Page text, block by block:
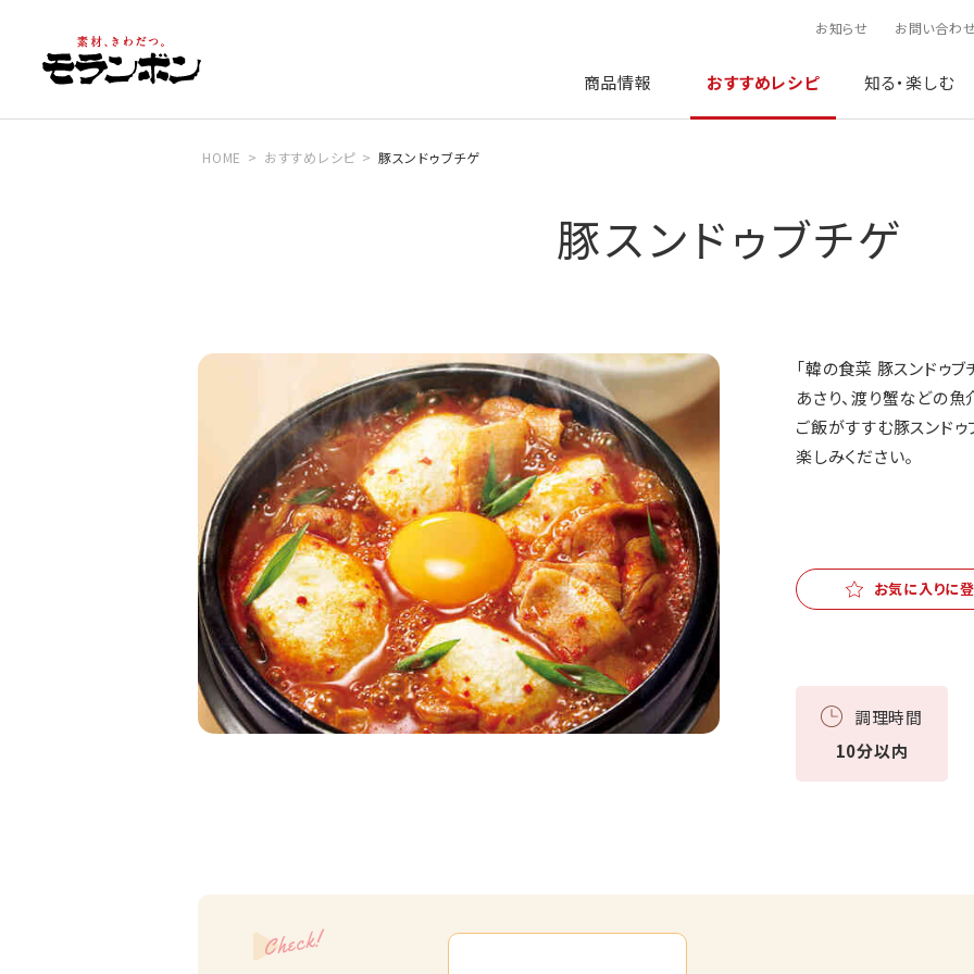
お知らせ お問い合わ
商品情報 おすすめレシピ 知る・楽しむ
HOME おすすめレシピ 豚スンドゥブチゲ
豚スンドゥブチゲ
「韓の食菜 豚スンドゥ
あさり、渡り蟹などの
ご飯がすすむ豚スンド
楽しみください。
お気に入りに
調理時間
10分以内
Check!